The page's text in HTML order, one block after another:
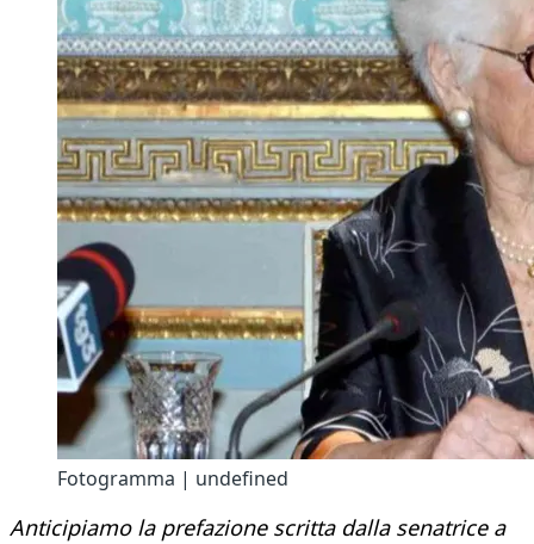
Fotogramma | undefined
Anticipiamo la prefazione scritta dalla senatrice a